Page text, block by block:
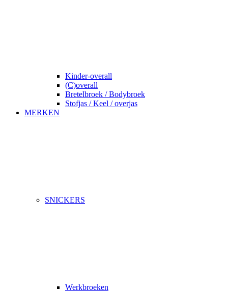
Kinder-overall
(C)overall
Bretelbroek / Bodybroek
Stofjas / Keel / overjas
MERKEN
SNICKERS
Werkbroeken